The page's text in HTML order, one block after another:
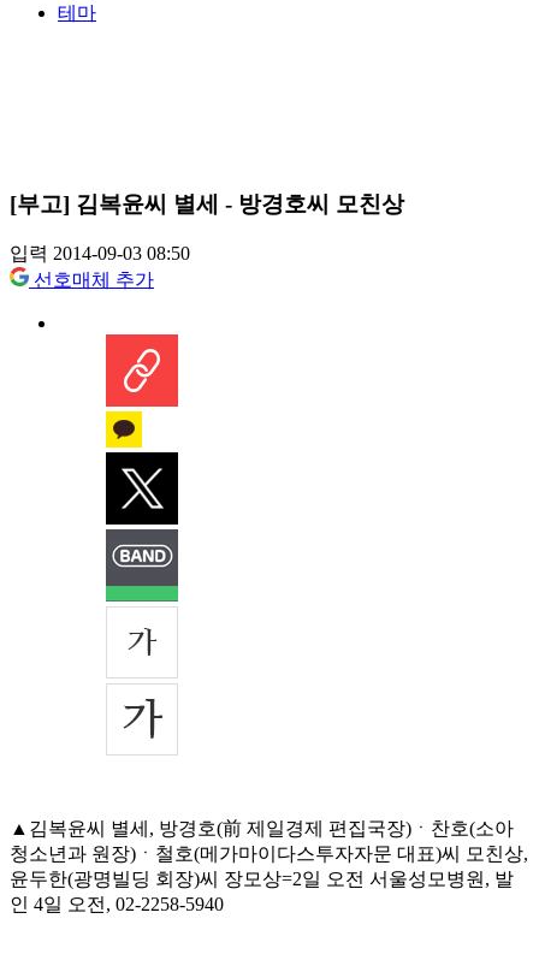
테마
[부고] 김복윤씨 별세 - 방경호씨 모친상
입력 2014-09-03 08:50
선호매체 추가
▲김복윤씨 별세, 방경호(前 제일경제 편집국장)ㆍ찬호(소아
청소년과 원장)ㆍ철호(메가마이다스투자자문 대표)씨 모친상,
윤두한(광명빌딩 회장)씨 장모상=2일 오전 서울성모병원, 발
인 4일 오전, 02-2258-5940